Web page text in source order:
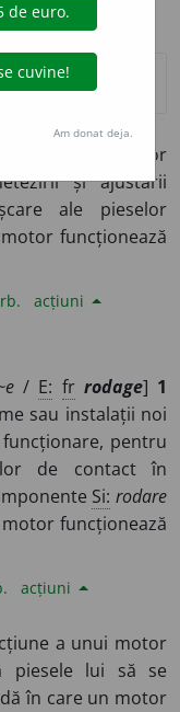
a unui motor
și ajustării
ale pieselor
funcționează
acțiuni
/ E: fr rodage] 1
sau instalații noi
pentru
de contact în
Si: rodare
funcționează
acțiuni
a unui motor
piesele lui să se
în care un motor
Am donat deja.